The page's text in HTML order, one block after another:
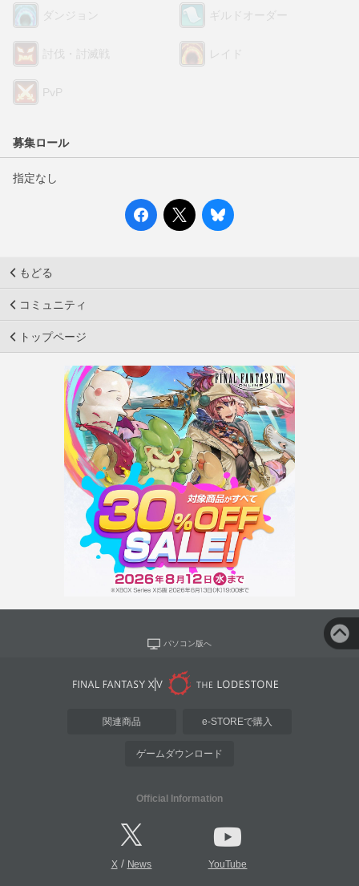
ダンジョン ギルドオーダー
討伐・討滅戦 レイド
PvP
募集ロール
指定なし
もどる
コミュニティ
トップページ
パソコン版へ
関連商品 e-STOREで購入
ゲームダウンロード
Official Information
X/ News YouTube